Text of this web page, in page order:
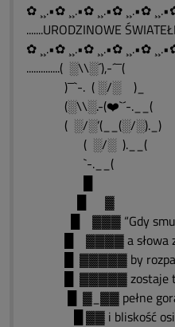
✿ ¸¸.•✿ ¸¸.•✿ ¸¸.•✿ ¸¸.•✿
.......URODZINOWE
✿ ¸¸.•✿ ¸¸.•✿ ¸¸.•✿ ¸¸.•✿
..............( ░\\░´),-´¯¯(
)¯¯`-. ( ░/░ )_
(░\\░.-(❤️`´-.__(
( ░/░’(__(░/░)._)
( ░/░ ).__(
`-.__(
█ ▓
█ ▓▓▓ “Gdy
█ ▓▓▓▓ a słowa
█ ▓▓▓▓▓ by rozpacz
█ ▓▓▓▓▓ zostaje
█ ▓_▓▓ pełne
█ ▓▓ i bliskość